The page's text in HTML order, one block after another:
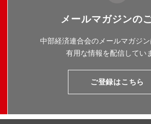
メールマガジンの
中部経済連合会のメールマガジン
有用な情報を配信してい
ご登録はこちら